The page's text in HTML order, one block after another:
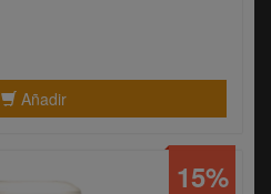
Añadir
15%